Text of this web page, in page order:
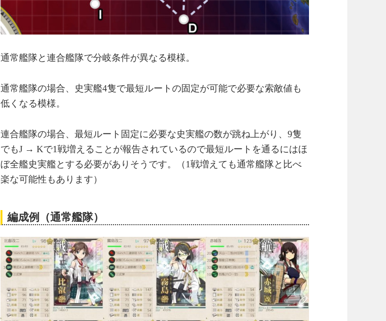
通常艦隊と連合艦隊で分岐条件が異なる模様。
通常艦隊の場合、史実艦4隻で最短ルートの固定が可能で必要な索敵値も
低くなる模様。
連合艦隊の場合、最短ルート固定に必要な史実艦の数が跳ね上がり、9隻
でもJ → Kで1戦増えることが報告されているので最短ルートを通るにはほ
ぼ全艦史実艦とする必要がありそうです。（1戦増えても通常艦隊と比べ
楽な可能性もあります）
編成例（通常艦隊）